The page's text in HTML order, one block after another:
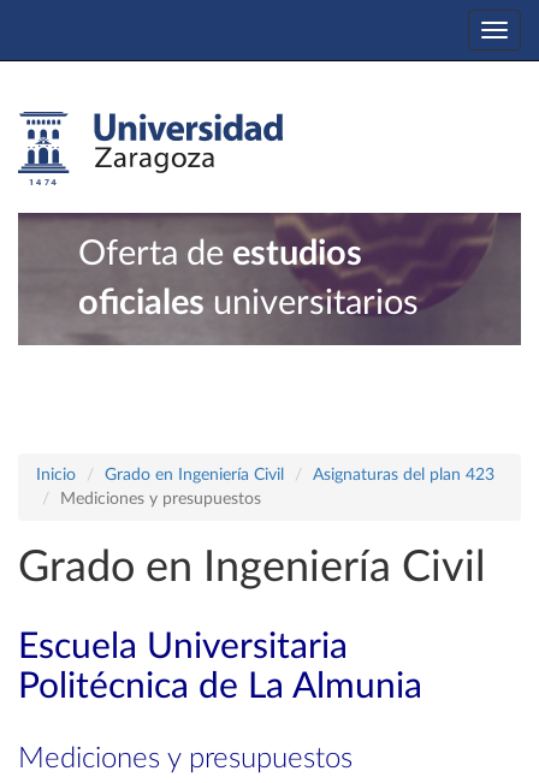
Oferta de estudios
oficiales universitarios
Inicio Grado en Ingeniería Civil
Asignaturas del plan 423
Mediciones y presupuestos
Grado en Ingeniería Civil
Escuela Universitaria
Politécnica de La Almunia
Mediciones y presupuestos